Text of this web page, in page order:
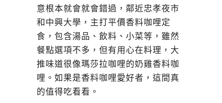
意根本就會就會錯過，鄰近忠孝夜市
和中興大學，主打平價香料咖哩定
食，包含湯品、飲料、小菜等，雖然
餐點選項不多，但有用心在料理，大
推味道很像瑪莎拉咖哩的奶雞香料咖
哩。如果是香料咖哩愛好者，這間真
的值得吃看看。